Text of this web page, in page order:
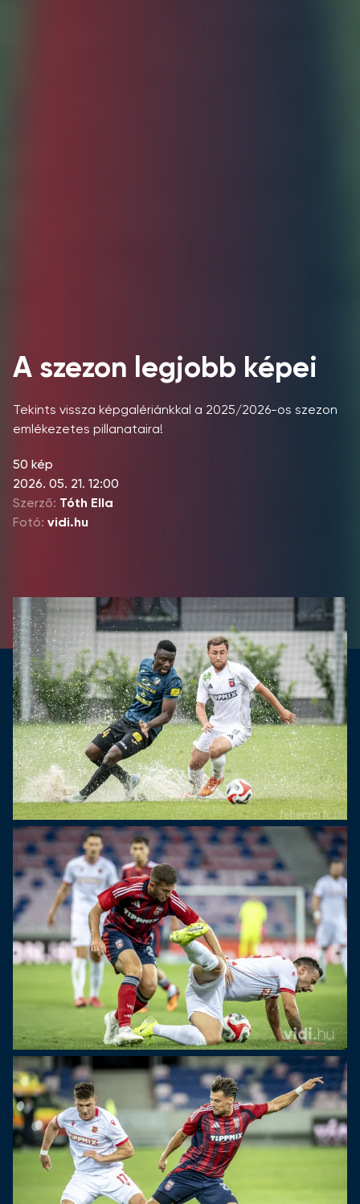
A szezon legjobb képei
Tekints vissza képgalériánkkal a 2025/2026-os szezon
emlékezetes pillanataira!
50 kép
2026. 05. 21. 12:00
Szerző: Tóth Ella
Fotó: vidi.hu